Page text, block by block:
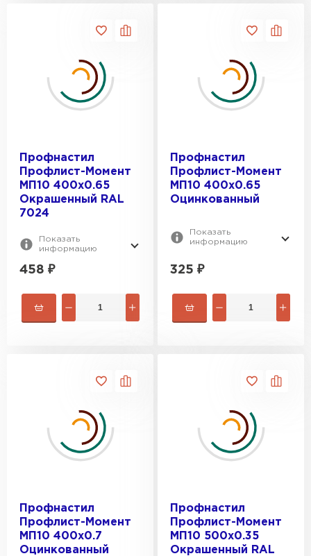
Профнастил
Профлист-Момент
МП10 400х0.65
Окрашенный RAL
7024
Показать
информацию
458 ₽
Профнастил
Профлист-Момент
МП10 400х0.65
Оцинкованный
Показать
информацию
325 ₽
Профнастил
Профлист-Момент
МП10 400х0.7
Оцинкованный
Профнастил
Профлист-Момент
МП10 500х0.35
Окрашенный RAL